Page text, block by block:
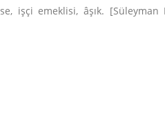
işçi emeklisi, âşık.